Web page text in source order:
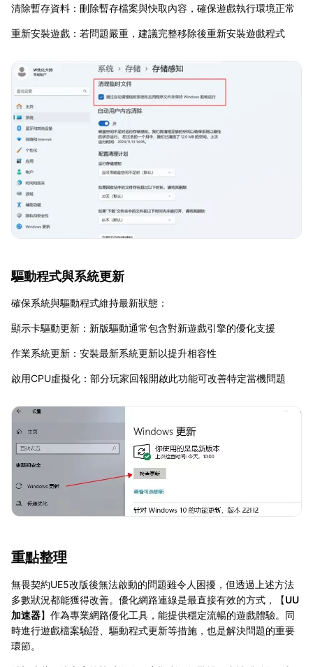
清除暫存資料：刪除暫存檔案與快取內容，確保遊戲執行環境正常
重新安裝遊戲：若問題嚴重，建議完整移除後重新安裝遊戲程式
驅動程式與系統更新
確保系統與驅動程式維持最新狀態：
顯示卡驅動更新：新版驅動通常包含對新遊戲引擎的優化支援
作業系統更新：安裝最新系統更新以提升相容性
啟用CPU虛擬化：部分玩家回報開啟此功能可改善特定當機問題
重點整理
無畏契約UE5改版後無法啟動的問題雖令人困擾，但透過上述方法
多數狀況都能獲得改善。優化網路連線是最直接有效的方式，【UU
加速器】作為專業網路優化工具，能提供穩定流暢的遊戲體驗。同
時進行遊戲檔案驗證、驅動程式更新等措施，也是解決問題的重要
環節。